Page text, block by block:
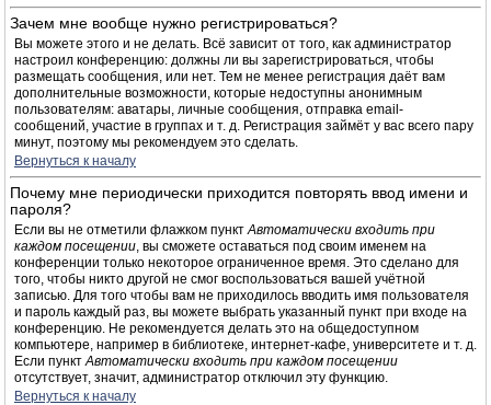
Зачем мне вообще нужно регистрироваться?
Вы можете этого и не делать. Всё зависит от того, как администратор
настроил конференцию: должны ли вы зарегистрироваться, чтобы
размещать сообщения, или нет. Тем не менее регистрация даёт вам
дополнительные возможности, которые недоступны анонимным
пользователям: аватары, личные сообщения, отправка email-
сообщений, участие в группах и т. д. Регистрация займёт у вас всего пару
минут, поэтому мы рекомендуем это сделать.
Вернуться к началу
Почему мне периодически приходится повторять ввод имени и
пароля?
Если вы не отметили флажком пунктАвтоматически входить при
каждом посещении, вы сможете оставаться под своим именем на
конференции только некоторое ограниченное время. Это сделано для
того, чтобы никто другой не смог воспользоваться вашей учётной
записью. Для того чтобы вам не приходилось вводить имя пользователя
и пароль каждый раз, вы можете выбрать указанный пункт при входе на
конференцию. Не рекомендуется делать это на общедоступном
компьютере, например в библиотеке, интернет-кафе, университете и т. д.
Если пунктАвтоматически входить при каждом посещении
отсутствует, значит, администратор отключил эту функцию.
Вернуться к началу